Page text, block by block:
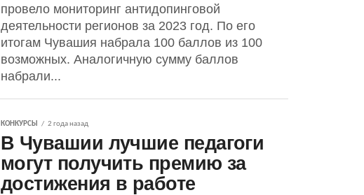
провело мониторинг антидопинговой
деятельности регионов за 2023 год. По его
итогам Чувашия набрала 100 баллов из 100
возможных. Аналогичную сумму баллов
набрали...
КОНКУРСЫ 2 года назад
В Чувашии лучшие педагоги
могут получить премию за
достижения в работе